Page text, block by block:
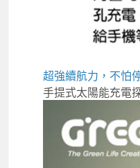
超強續航力，不怕
手提式太陽能充電